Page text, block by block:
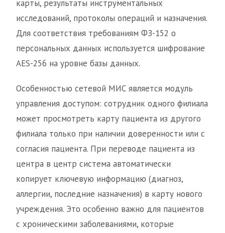
карты, результаты инструментальных
исследований, протоколы операций и назначения.
Для соответствия требованиям ФЗ-152 о
персональных данных используется шифрование
AES-256 на уровне базы данных.
Особенностью сетевой МИС является модуль
управления доступом: сотрудник одного филиала
может просмотреть карту пациента из другого
филиала только при наличии доверенности или с
согласия пациента. При переводе пациента из
центра в центр система автоматически
копирует ключевую информацию (диагноз,
аллергии, последние назначения) в карту нового
учреждения. Это особенно важно для пациентов
с хроническими заболеваниями, которые